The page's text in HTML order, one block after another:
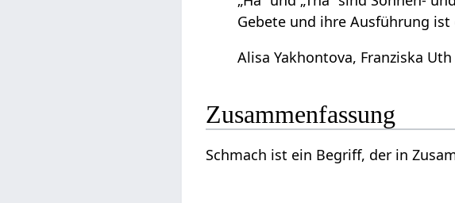
Gebete und ihre Ausführung ist
Alisa Yakhontova, Franziska Uth
Zusammenfassung
Schmach‏‎ ist ein Begriff, der in